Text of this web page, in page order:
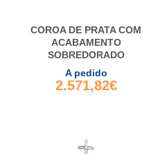
COROA DE PRATA COM
ACABAMENTO
SOBREDORADO
A pedido
2.571,82€